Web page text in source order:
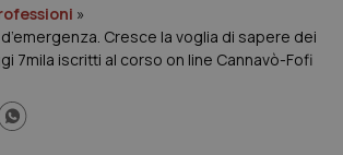
»
Cresce la voglia di sapere dei
7mila iscritti al corso on line Cannavò-Fofi